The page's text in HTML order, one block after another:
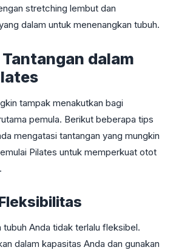
stretching lembut dan
dalam untuk menenangkan tubuh.
dalam
tampak menakutkan bagi
pemula. Berikut beberapa tips
mengatasi tantangan yang mungkin
Pilates untuk memperkuat otot
tubuh Anda tidak terlalu fleksibel.
dalam kapasitas Anda dan gunakan